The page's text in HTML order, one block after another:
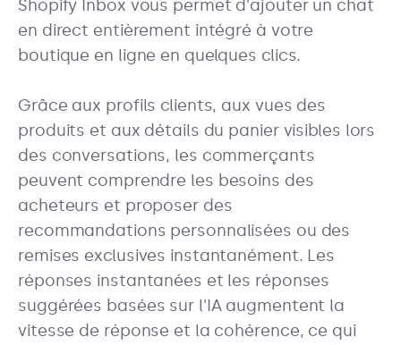
Shopify Inbox vous permet d'ajouter un chat
en direct entièrement intégré à votre
boutique en ligne en quelques clics.
Grâce aux profils clients, aux vues des
produits et aux détails du panier visibles lors
des conversations, les commerçants
peuvent comprendre les besoins des
acheteurs et proposer des
recommandations personnalisées ou des
remises exclusives instantanément. Les
réponses instantanées et les réponses
suggérées basées sur l'IA augmentent la
vitesse de réponse et la cohérence, ce qui